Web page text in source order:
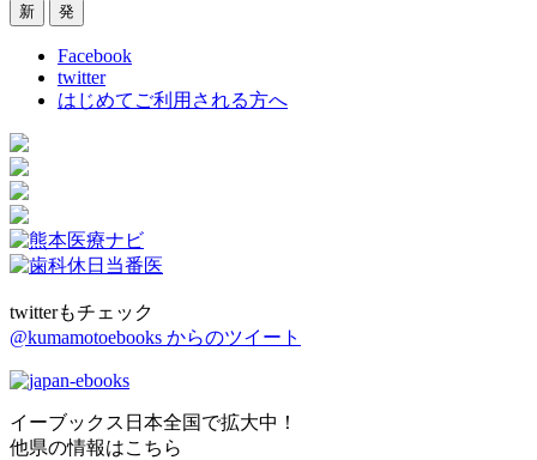
Facebook
twitter
はじめてご利用される方へ
twitterもチェック
@kumamotoebooks からのツイート
イーブックス日本全国で拡大中！
他県の情報はこちら